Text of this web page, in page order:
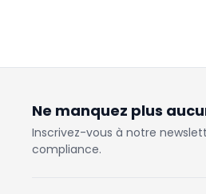
Ne manquez plus
Inscrivez-vous à notre
compliance.